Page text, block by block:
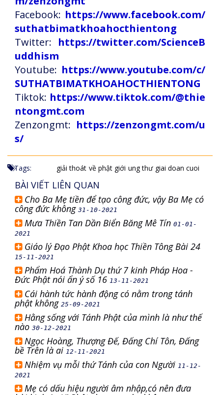
Facebook: https://www.facebook.com/
suthatbimatkhoahocthientong
Twitter: https://twitter.com/ScienceB
uddhism
Youtube: https://www.youtube.com/c/
SUTHATBIMATKHOAHOCTHIENTONG
Tiktok: https://www.tiktok.com/@thie
ntongmt.com
Zenzongmt: https://zenzongmt.com/u
s/
Tags: giải thoát về phật giới ung thư giai doan cuoi
BÀI VIẾT LIÊN QUAN
Cho Ba Mẹ tiền để tạo công đức, vậy Ba Mẹ có
công đức không 31-10-2021
Mưa Thiền Tan Dần Biển Băng Mê Tín 01-01-
2021
Giáo lý Đạo Phật Khoa học Thiền Tông Bài 24
15-11-2021
Phẩm Hoá Thành Dụ thứ 7 kinh Pháp Hoa -
Đức Phật nói ẩn ý số 16 13-11-2021
Cái hành tức hành động có nằm trong tánh
phật không 25-09-2021
Hằng sống với Tánh Phật của mình là như thế
nào 30-12-2021
Ngọc Hoàng, Thượng Đế, Đấng Chí Tôn, Đấng
bề Trên là ai 12-11-2021
Nhiệm vụ mỗi thứ Tánh của con Người 11-12-
2021
Mẹ có dấu hiệu người âm nhập,có nên đưa